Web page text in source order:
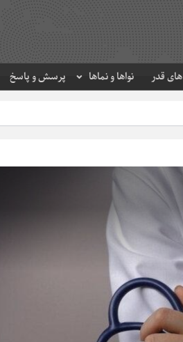
قدر نواها و نماها پرسش و پاسخ